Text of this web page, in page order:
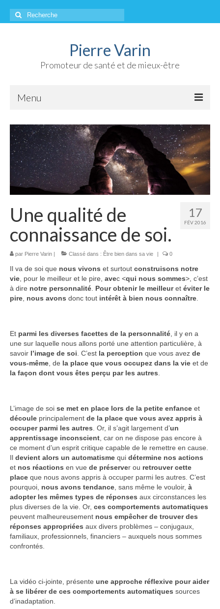
Rechercher
:
Pierre Varin
Promoteur de santé et de mieux-être
Menu
Accueil
À propos
Qui suis-je ?
Chroniques
Contact
17
FÉV 2016
Une qualité de
connaissance de soi.
par Pierre Varin | Classé dans : Être bien dans sa vie | 0
Il va de soi que nous vivons et surtout construisons notre
vie , pour le meilleur et le pire, avec <qui nous sommes>, c’est
à dire notre personnalité Pour obtenir le meilleuret éviter le
pire nous avons donc tout intérêt à bien nous connaître
Et parmi les diverses facettes de la personnalité , il y en a
une sur laquelle nous allons porté une attention particulière, à
savoir l’image de soi . C’est la perception que vous avez de
vous-même , de la place que vous occupez dans la vie et de
la façon dont vous êtes perçu par les autres
L’image de soi se met en place lors de la petite enfance et
découle principalement de la place que vous avez appris à
occuper parmi les autres . Or, il s’agit largement d’un
apprentissage inconscient , car on ne dispose pas encore à
ce moment d’un esprit critique capable de le remettre en cause.
Il devient alors un automatisme qui détermine nos actions
et nos réactions en vue de préserver ou retrouver cette
place que nous avons appris à occuper parmi les autres. C’est
pourquoi, nous avons tendance , sans même le vouloir, à
adopter les mêmes types de réponses aux circonstances les
plus diverses de la vie. Or, ces comportements automatiques
peuvent malheureusement nous empêcher de trouver des
réponses appropriées aux divers problèmes – conjugaux,
familiaux, professionnels, financiers – auxquels nous sommes
confrontés.
La vidéo ci-jointe, présente une approche réflexive pour aider
à se libérer de ces comportements automatiques sources
d’inadaptation.